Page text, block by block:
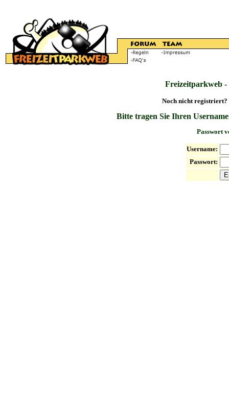
Freizeitparkweb
Noch nicht registriert?
Bitte tragen Sie Ihren
Passwort
Username:
Passwort: